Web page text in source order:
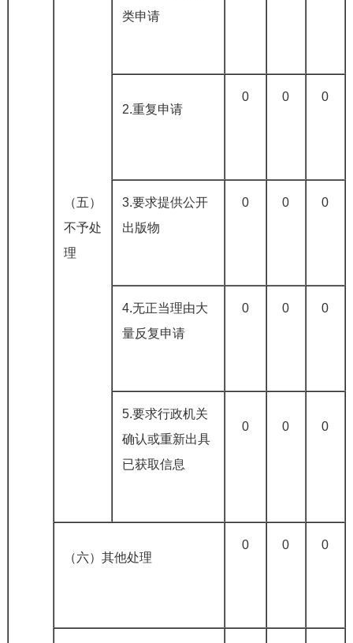
（五）
不予处
理
类申请
2.重复申请
0 0 0
3.要求提供公开
出版物
0 0 0
4.无正当理由大
量反复申请
0 0 0
5.要求行政机关
确认或重新出具
已获取信息
0 0 0
（六）其他处理
0 0 0